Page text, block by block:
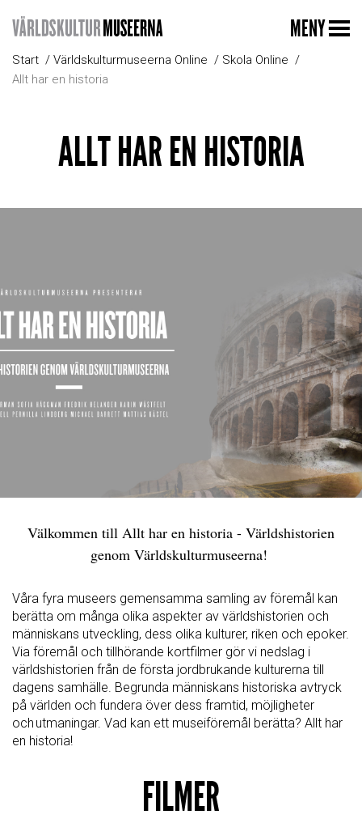
MENY
Start Världskulturmuseerna Online
Skola Online
Allt har en historia
ALLT HAR EN HISTORIA
Välkommen till Allt har en historia - Världshistorien
genom Världskulturmuseerna!
Våra fyra museers gemensamma samling av föremål kan
berätta om många olika aspekter av världshistorien och
människans utveckling, dess olika kulturer, riken och epoker.
Via föremål och tillhörande kortfilmer gör vi nedslag i
världshistorien från de första jordbrukande kulturerna till
dagens samhälle. Begrunda människans historiska avtryck
på världen och fundera över dess framtid, möjligheter
och utmaningar. Vad kan ett museiföremål berätta? Allt har
en historia!
FILMER